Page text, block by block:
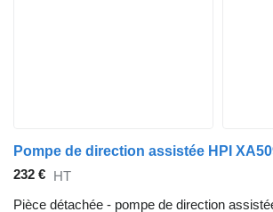
232 € HT
Pièce détachée - pompe de direction